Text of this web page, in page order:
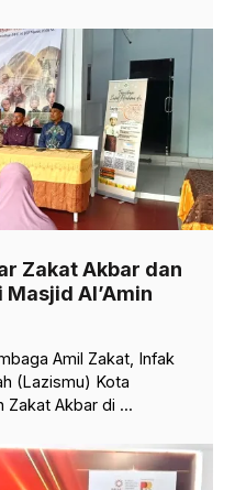
Zakat Akbar dan
Al’Amin
Amil Zakat, Infak
(Lazismu) Kota
Zakat Akbar di ...